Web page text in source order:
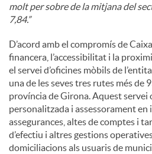
molt per sobre de la mitjana del
7,84.”
D’acord amb el compromís de
financera, l’accessibilitat i la
el servei d’oficines mòbils de
una de les seves tres rutes més de
província de Girona. Aquest servei
personalitzada i assessorament en
assegurances, altes de comptes i
d’efectiu i altres gestions
domiciliacions als usuaris de